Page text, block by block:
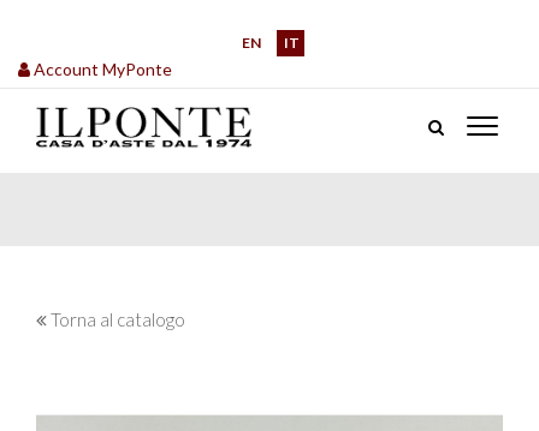
EN IT
Account MyPonte
Torna al catalogo